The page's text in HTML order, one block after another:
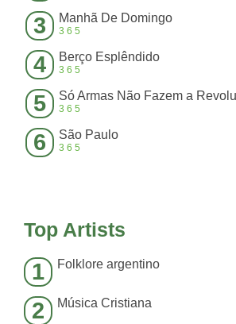
3 Manhã De Domingo
365
4 Berço Esplêndido
365
5 Só Armas Não Fazem a
365
6 São Paulo
365
Top Artists
1 Folklore argentino
2 Música Cristiana